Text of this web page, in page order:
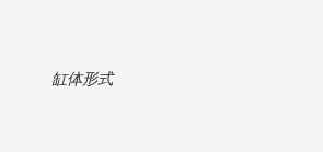
缸体形式